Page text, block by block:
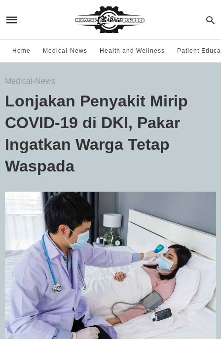
Home Medical-News Health and Wellness Patient
Medical-News
Lonjakan Penyakit Mirip
COVID-19 di DKI, Pakar
Ingatkan Warga Tetap
Waspada